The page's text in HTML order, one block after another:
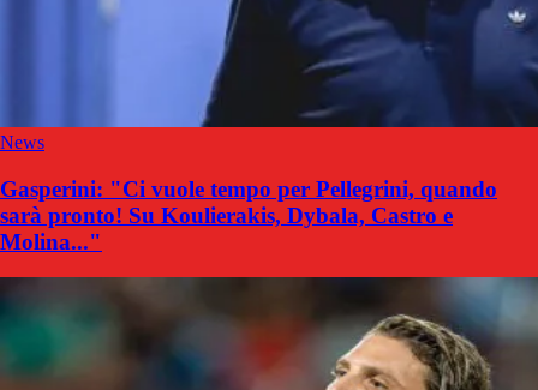
News
Gasperini: "Ci vuole tempo per Pellegrini, quando
sarà pronto! Su Koulierakis, Dybala, Castro e
Molina..."